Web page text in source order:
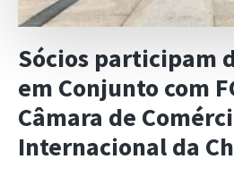
Sócios participam
em Conjunto com
Câmara de
Internacional da